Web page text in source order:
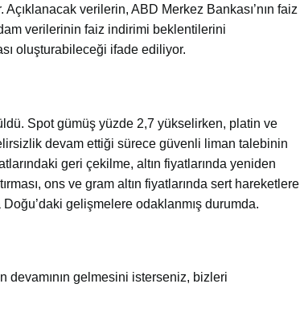
Açıklanacak verilerin, ABD Merkez Bankası’nın faiz
verilerinin faiz indirimi beklentilerini
oluşturabileceği ifade ediliyor.
Spot gümüş yüzde 2,7 yükselirken, platin ve
devam ettiği sürece güvenli liman talebinin
geri çekilme, altın fiyatlarında yeniden
ons ve gram altın fiyatlarında sert hareketlere
gelişmelere odaklanmış durumda.
devamının gelmesini isterseniz, bizleri